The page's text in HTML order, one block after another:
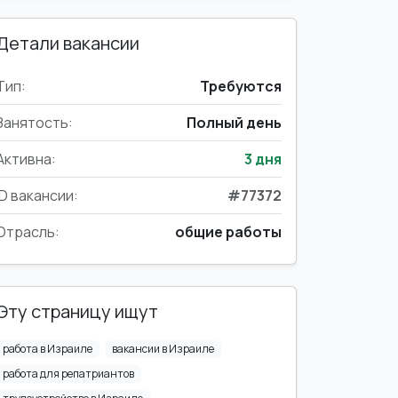
вакансии
Требуются
Полный день
3 дня
вакансии:
#77372
общие работы
страницу ищут
работа в Израиле
вакансии в Израиле
работа для репатриантов